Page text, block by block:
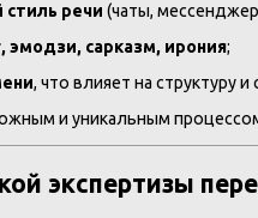
речи (чаты,
эмодзи, сарказм, ирония;
, что влияет на структуру
и уникальным
экспертизы